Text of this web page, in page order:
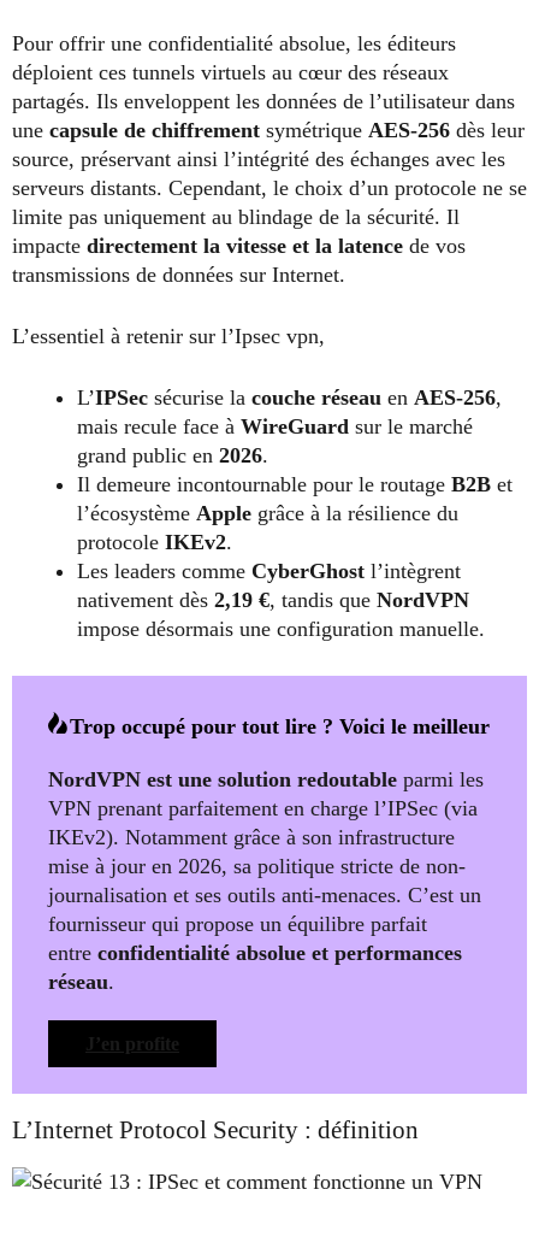
Pour offrir une confidentialité absolue, les éditeurs
déploient ces tunnels virtuels au cœur des réseaux
partagés. Ils enveloppent les données de l’utilisateur dans
une capsule de chiffrement symétrique AES-256 dès leur
source, préservant ainsi l’intégrité des échanges avec les
serveurs distants. Cependant, le choix d’un protocole ne se
limite pas uniquement au blindage de la sécurité. Il
impacte directement la vitesse et la latence de vos
transmissions de données sur Internet.
L’essentiel à retenir sur l’Ipsec vpn,
L’IPSec sécurise la couche réseau en AES-256,
mais recule face à WireGuard sur le marché
grand public en 2026.
Il demeure incontournable pour le routage B2B et
l’écosystème Apple grâce à la résilience du
protocole IKEv2.
Les leaders comme CyberGhost l’intègrent
nativement dès 2,19 €, tandis que NordVPN
impose désormais une configuration manuelle.
Trop occupé pour tout lire ? Voici le meilleur
NordVPN est une solution redoutable parmi les
VPN prenant parfaitement en charge l’IPSec (via
IKEv2). Notamment grâce à son infrastructure
mise à jour en 2026, sa politique stricte de non-
journalisation et ses outils anti-menaces. C’est un
fournisseur qui propose un équilibre parfait
entre confidentialité absolue et performances
réseau.
J’en profite
L’Internet Protocol Security : définition